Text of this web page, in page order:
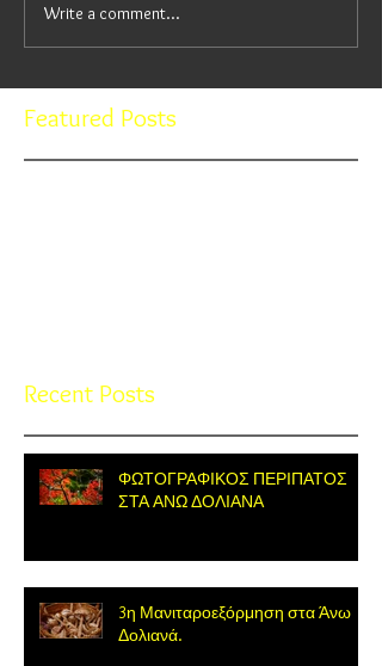
Write a comment...
Featured Posts
Recent Posts
ΦΩΤΟΓΡΑΦΙΚΟΣ ΠΕΡΙΠΑΤΟΣ
ΣΤΑ ΑΝΩ ΔΟΛΙΑΝΑ
3η Μανιταροεξόρμηση στα Άνω
Δολιανά.